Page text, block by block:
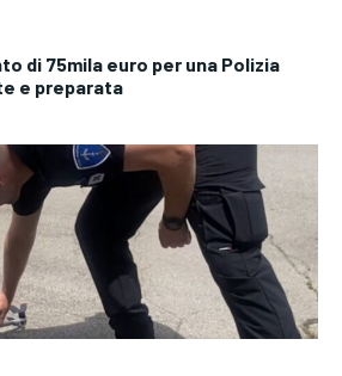
di 75mila euro per una Polizia
e preparata